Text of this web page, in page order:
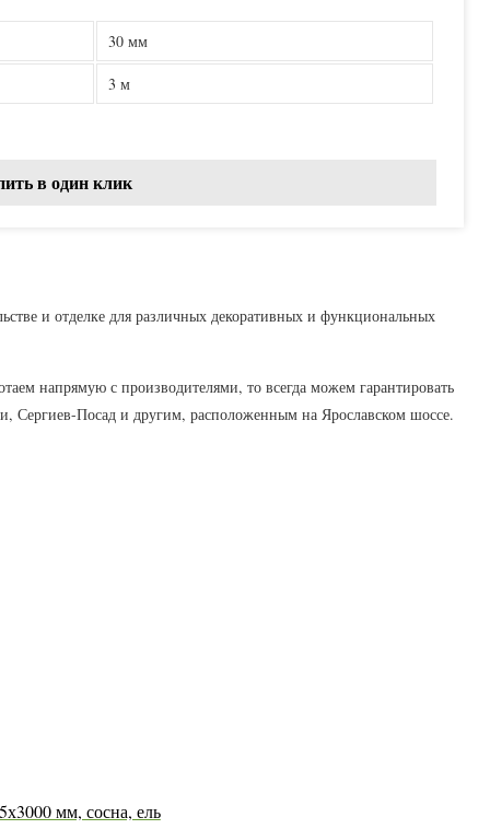
30 мм
3 м
в один клик
и отделке для различных декоративных и функциональных
напрямую с производителями, то всегда можем гарантировать
Посад и другим, расположенным на Ярославском шоссе.
мм, сосна, ель